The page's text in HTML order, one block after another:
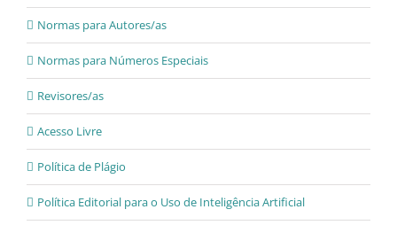
Normas para Autores/as
Normas para Números Especiais
Revisores/as
Acesso Livre
Política de Plágio
Política Editorial para o Uso de Inteligência Artificial